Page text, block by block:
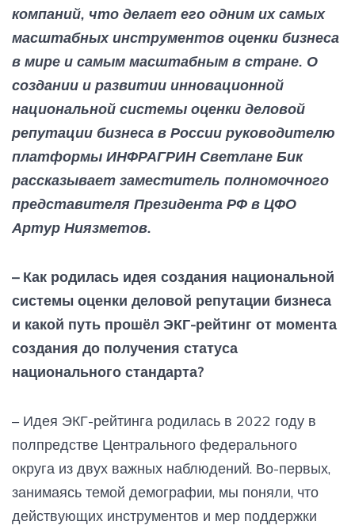
компаний, что делает его одним их самых
масштабных инструментов оценки бизнеса
в мире и самым масштабным в стране. О
создании и развитии инновационной
национальной системы оценки деловой
репутации бизнеса в России руководителю
платформы ИНФРАГРИН Светлане Бик
рассказывает заместитель полномочного
представителя Президента РФ в ЦФО
Артур Ниязметов.
– Как родилась идея создания национальной
системы оценки деловой репутации бизнеса
и какой путь прошёл ЭКГ-рейтинг от момента
создания до получения статуса
национального стандарта?
– Идея ЭКГ-рейтинга родилась в 2022 году в
полпредстве Центрального федерального
округа из двух важных наблюдений. Во-первых,
занимаясь темой демографии, мы поняли, что
действующих инструментов и мер поддержки